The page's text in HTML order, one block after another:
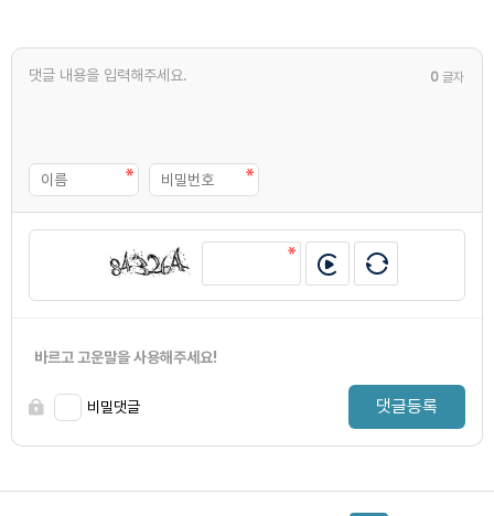
0 글자
바르고 고운말을 사용해주세요!
비밀댓글 댓글등록